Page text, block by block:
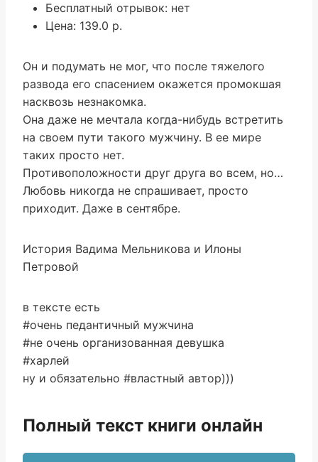
Бесплатный отрывок: нет
Цена: 139.0 р.
Он и подумать не мог, что после тяжелого
развода его спасением окажется промокшая
насквозь незнакомка.
Она даже не мечтала когда-нибудь встретить
на своем пути такого мужчину. В ее мире
таких просто нет.
Противоположности друг друга во всем, но…
Любовь никогда не спрашивает, просто
приходит. Даже в сентябре.
История Вадима Мельникова и Илоны
Петровой
в тексте есть
#очень педантичный мужчина
#не очень организованная девушка
#харлей
ну и обязательно #властный автор)))
Полный текст книги онлайн